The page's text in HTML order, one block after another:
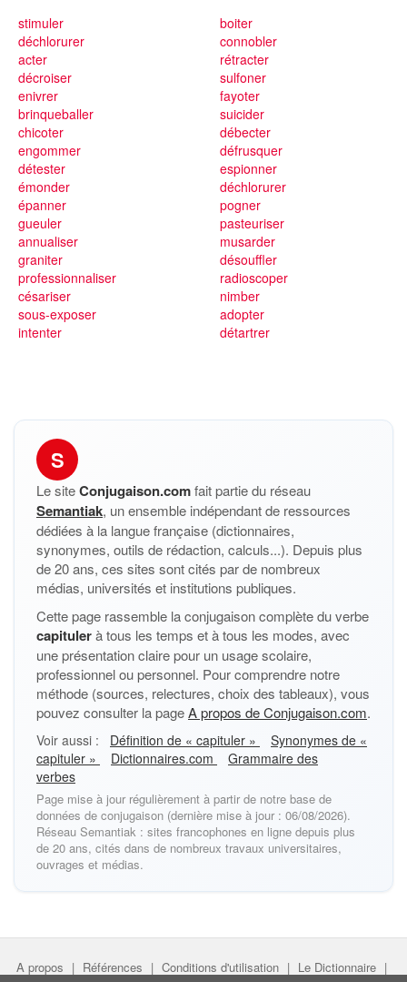
stimuler
déchlorurer
acter
décroiser
enivrer
brinqueballer
chicoter
engommer
détester
boiter
connobler
rétracter
sulfoner
fayoter
suicider
débecter
défrusquer
espionner
émonder
épanner
gueuler
annualiser
graniter
professionnaliser
césariser
sous-exposer
intenter
déchlorurer
pogner
pasteuriser
musarder
désouffler
radioscoper
nimber
adopter
détartrer
S
Le siteConjugaison.comfait partie du réseau
Semantiak, un ensemble indépendant de ressources
dédiées à la langue française (dictionnaires,
synonymes, outils de rédaction, calculs...). Depuis plus
de 20 ans, ces sites sont cités par de nombreux
médias, universités et institutions publiques.
Cette page rassemble la conjugaison complète du verbe
capitulerà tous les temps et à tous les modes, avec
une présentation claire pour un usage scolaire,
professionnel ou personnel. Pour comprendre notre
méthode (sources, relectures, choix des tableaux), vous
pouvez consulter la pageA propos de Conjugaison.com.
Voir aussi : Définition de « capituler »
Synonymes de «
capituler »
Dictionnaires.com
Grammaire des
verbes
Page mise à jour régulièrement à partir de notre base de
données de conjugaison (dernière mise à jour : 06/08/2026).
Réseau Semantiak : sites francophones en ligne depuis plus
de 20 ans, cités dans de nombreux travaux universitaires,
ouvrages et médias.
A propos | Références | Conditions d'utilisation | Le Dictionnaire |